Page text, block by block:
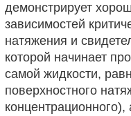
демонстрирует
зависимостей
натяжения и
которой начинает
самой жидкости,
поверхностного
концентрационного),